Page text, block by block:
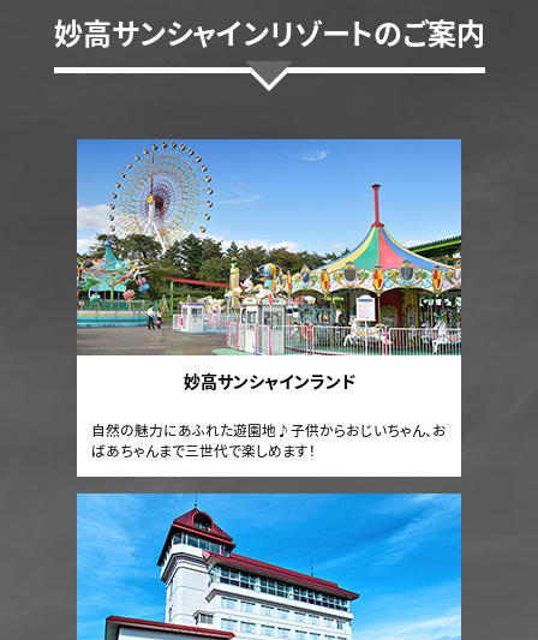
妙高サンシャインリゾートのご案内
妙高サンシャインランド
自然の魅力にあふれた遊園地♪子供からおじいちゃん、お
ばあちゃんまで三世代で楽しめます！